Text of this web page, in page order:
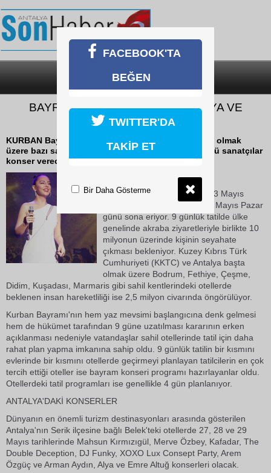
SON DAKİKA
BAYRAMDA SANATÇILAR ANTALYA VE
KKTC'DE SAHNE ALACAK
KURBAN Bayramı tatilinde, başta Kıbrıs ve Antalya olmak
üzere bazı sahil destinasyonlarındaki otellerde ünlü sanatçılar
konser verecek.
18 Mayıs 2026 Pazartesi 10:50
Bu yıl Kurban Bayramı tatili 23 Mayıs
Cumartesi günü başlayıp, 31 Mayıs Pazar
günü sona eriyor. 9 günlük tatilde ülke
genelinde akraba ziyaretleriyle birlikte 10
milyonun üzerinde kişinin seyahate
çıkması bekleniyor. Kuzey Kıbrıs Türk
Cumhuriyeti (KKTC) ve Antalya başta
olmak üzere Bodrum, Fethiye, Çeşme,
Didim, Kuşadası, Marmaris gibi sahil kentlerindeki otellerde
beklenen insan hareketliliği ise 2,5 milyon civarında öngörülüyor.
Kurban Bayramı'nın hem yaz mevsimi başlangıcına denk gelmesi
hem de hükümet tarafından 9 güne uzatılması kararının erken
açıklanması nedeniyle vatandaşlar sahil otellerinde tatil için daha
rahat plan yapma imkanına sahip oldu. 9 günlük tatilin bir kısmını
evlerinde bir kısmını otellerde geçirmeyi planlayan tatilcilerin en çok
tercih ettiği oteller ise bayram konseri programı hazırlayanlar oldu.
Otellerdeki tatil programları ise genellikle 4 gün planlanıyor.
ANTALYA'DAKİ KONSERLER
Dünyanın en önemli turizm destinasyonları arasında gösterilen
Antalya'nın Serik ilçesine bağlı Belek'teki otellerde 27, 28 ve 29
Mayıs tarihlerinde Mahsun Kırmızıgül, Merve Özbey, Kafadar, The
Double Deception, DJ Funky, XOXO Lux Consept Party, Arem
Özgüç ve Arman Aydın, Alya ve Emre Altuğ konserleri olacak.
FACEBOOK'TA
BEĞEN
TWITTER'DA
TAKİP ET
Bir Daha Gösterme